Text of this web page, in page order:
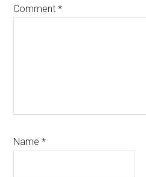
Comment*
Name*